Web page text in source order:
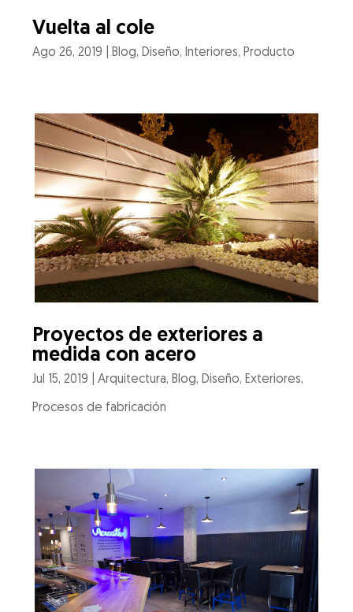
Vuelta al cole
Ago 26, 2019 Blog, Diseño, Interiores, Producto
Proyectos de exteriores a
medida con acero
Jul 15, 2019 |Arquitectura, Blog, Diseño, Exteriores,
Procesos de fabricación